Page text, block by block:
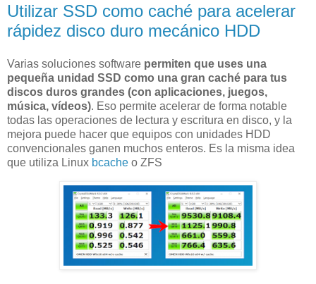
Utilizar SSD como caché para acelerar
rápidez disco duro mecánico HDD
Varias soluciones software permiten que uses una
pequeña unidad SSD como una gran caché para tus
discos duros grandes (con aplicaciones, juegos,
música, vídeos). Eso permite acelerar de forma notable
todas las operaciones de lectura y escritura en disco, y la
mejora puede hacer que equipos con unidades HDD
convencionales ganen muchos enteros. Es la misma idea
que utiliza Linux bcache o ZFS